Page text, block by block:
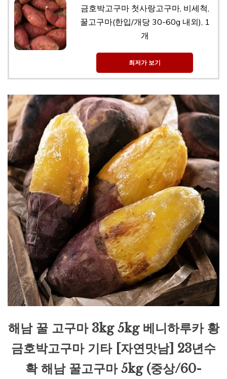
금호박고구마 첫사랑고구마, 비세척,
꿀고구마(한입/개당 30-60g 내외), 1
개
최저가 보기
해남 꿀 고구마 3kg 5kg 베니하루카 황
금호박고구마 기타 [자연맛남] 23년수
확 해남 꿀고구마 5kg (중상/60-